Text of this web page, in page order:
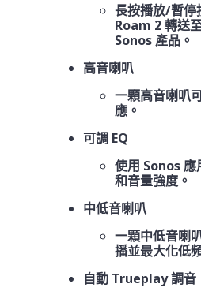
長按播放/暫停
Roam 2 轉送
Sonos 產品。
高音喇叭
一顆高音喇叭
應。
可調 EQ
使用 Sonos 應
和音量強度。
中低音喇叭
一顆中低音喇
播並最大化低
自動 Trueplay 調音